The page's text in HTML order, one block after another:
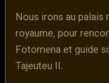
Nous irons au
royaume, pour
Fotomena et guide
Tajeuteu II.